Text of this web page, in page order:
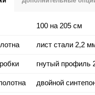
100 на 205 см
лист стали 2,2
гнутый профиль
двойной